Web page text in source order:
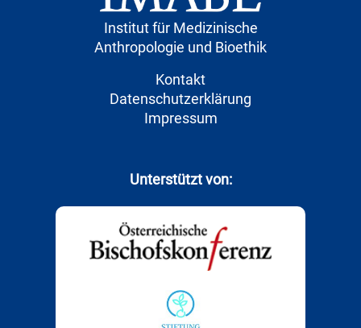
Institut für Medizinische
Anthropologie und Bioethik
Kontakt
Datenschutzerklärung
Impressum
Unterstützt von: